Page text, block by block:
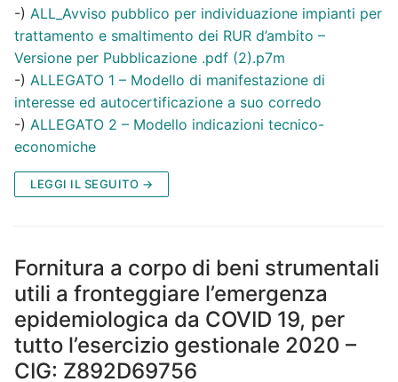
-) ALL_Avviso pubblico per individuazione impianti per
trattamento e smaltimento dei RUR d’ambito –
Versione per Pubblicazione .pdf (2).p7m
-) ALLEGATO 1 – Modello di manifestazione di
interesse ed autocertificazione a suo corredo
-) ALLEGATO 2 – Modello indicazioni tecnico-
economiche
LEGGI IL SEGUITO →
Fornitura a corpo di beni strumentali
utili a fronteggiare l’emergenza
epidemiologica da COVID 19, per
tutto l’esercizio gestionale 2020 –
CIG: Z892D69756